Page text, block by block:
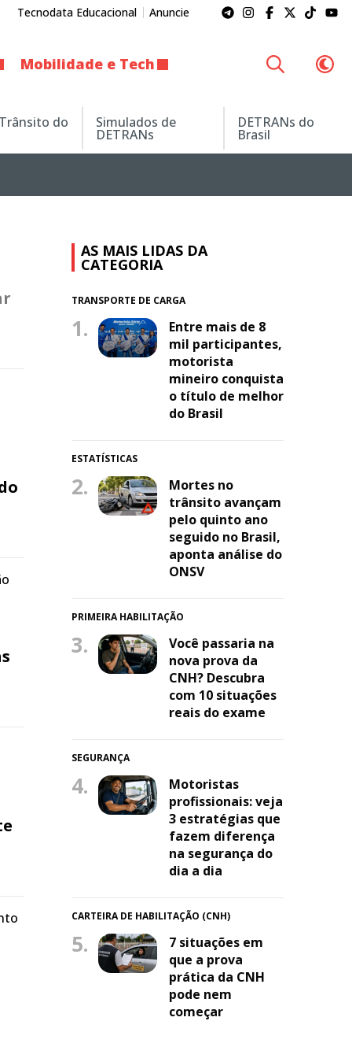
Tecnodata Educacional Anuncie
Mobilidade e Tech
do Simulados de
DETRANs
DETRANs do
Brasil
AS MAIS LIDAS DA
CATEGORIA
TRANSPORTE DE CARGA
1.
Entre mais de 8
mil participantes,
motorista
mineiro conquista
o título de melhor
do Brasil
ESTATÍSTICAS
2.
Mortes no
trânsito avançam
pelo quinto ano
seguido no Brasil,
aponta análise do
ONSV
PRIMEIRA HABILITAÇÃO
3.
Você passaria na
nova prova da
CNH? Descubra
com 10 situações
reais do exame
SEGURANÇA
4.
Motoristas
profissionais: veja
3 estratégias que
fazem diferença
na segurança do
dia a dia
CARTEIRA DE HABILITAÇÃO (CNH)
5.
7 situações em
que a prova
prática da CNH
pode nem
começar